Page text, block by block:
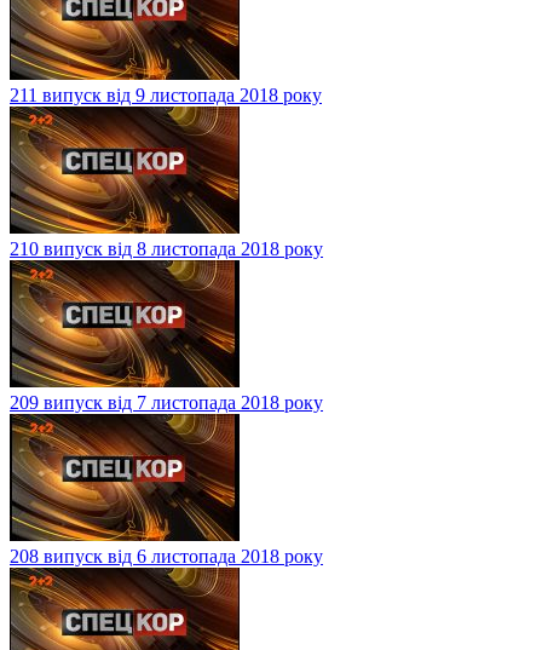
211 випуск від 9 листопада 2018 року
210 випуск від 8 листопада 2018 року
209 випуск від 7 листопада 2018 року
208 випуск від 6 листопада 2018 року